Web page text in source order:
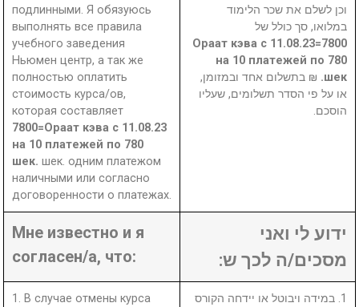
подлинными. Я обязуюсь
выполнять все правила
учебного заведения
Ньюмен центр, а так же
полностью оплатить
стоимость курса/ов,
которая составляет
7800=Ораат кэва с 11.08.23
на 10 платежей по 780
шек.шек. одним платежом
наличными или согласно
договоренности о платежах.
וכן לשלם את שכר הלימוד
במלואו, סך כולל של
7800=Ораат кэва с 11.08.23
на 10 платежей по 780
шек. ₪ בתשלום אחד ובמזומן,
או על פי הסדר תשלומים, שעליו
הוסכם.
Мне известно и я
согласен/а, что:
ידוע לי ואני
מסכים/ה לכך ש:
1. В случае отмены курса
1. במידה ויבוטל או יידחה הקורס